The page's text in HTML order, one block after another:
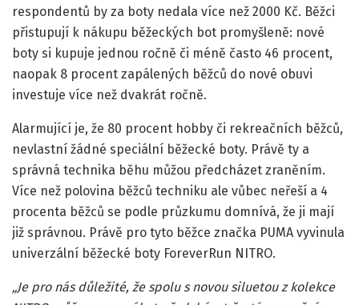
respondentů by za boty nedala více než 2000 Kč. Běžci
přistupují k nákupu běžeckých bot promyšleně: nové
boty si kupuje jednou ročně či méně často 46 procent,
naopak 8 procent zapálených běžců do nové obuvi
investuje více než dvakrát ročně.
Alarmující je, že 80 procent hobby či rekreačních běžců,
nevlastní žádné speciální běžecké boty. Právě ty a
správná technika běhu můžou předcházet zraněním.
Více než polovina běžců techniku ale vůbec neřeší a 4
procenta běžců se podle průzkumu domnívá, že ji mají
již správnou. Právě pro tyto běžce značka PUMA vyvinula
univerzální běžecké boty ForeverRun NITRO.
„Je pro nás důležité, že spolu s novou siluetou z kolekce